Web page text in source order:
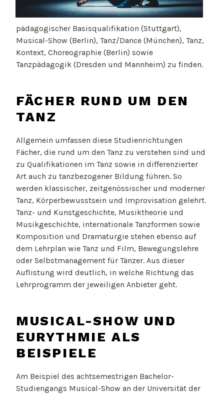
pädagogischer Basisqualifikation (Stuttgart),
Musical-Show (Berlin), Tanz/Dance (München), Tanz,
Kontext, Choreographie (Berlin) sowie
Tanzpädagogik (Dresden und Mannheim) zu finden.
FÄCHER RUND UM DEN
TANZ
Allgemein umfassen diese Studienrichtungen
Fächer, die rund um den Tanz zu verstehen sind und
zu Qualifikationen im Tanz sowie in differenzierter
Art auch zu tanzbezogener Bildung führen. So
werden klassischer, zeitgenössischer und moderner
Tanz, Körperbewusstsein und Improvisation gelehrt.
Tanz- und Kunstgeschichte, Musiktheorie und
Musikgeschichte, internationale Tanzformen sowie
Komposition und Dramaturgie stehen ebenso auf
dem Lehrplan wie Tanz und Film, Bewegungslehre
oder Selbstmanagement für Tänzer. Aus dieser
Auflistung wird deutlich, in welche Richtung das
Lehrprogramm der jeweiligen Anbieter geht.
MUSICAL-SHOW UND
EURYTHMIE ALS
BEISPIELE
Am Beispiel des achtsemestrigen Bachelor-
Studiengangs Musical-Show an der Universität der